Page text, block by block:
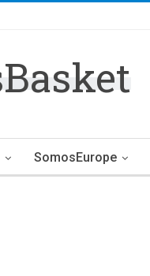
SomosEurope